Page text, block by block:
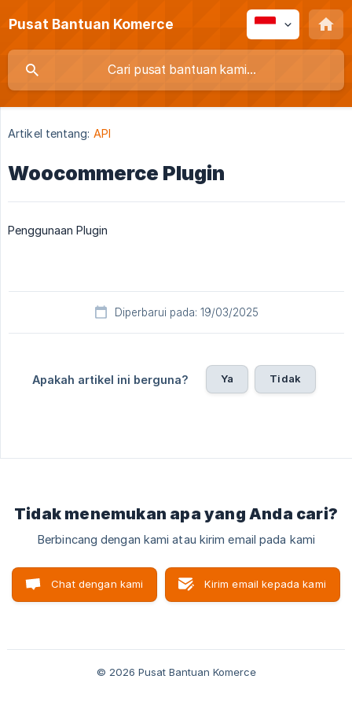
Pusat Bantuan Komerce
Artikel tentang: API
Woocommerce Plugin
Penggunaan Plugin
Diperbarui pada: 19/03/2025
Apakah artikel ini berguna? Ya Tidak
Tidak menemukan apa yang Anda cari?
Berbincang dengan kami atau kirim email pada kami
Chat dengan kami Kirim email kepada kami
© 2026 Pusat Bantuan Komerce